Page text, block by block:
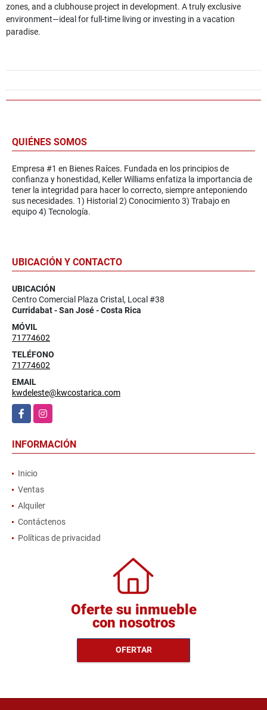
zones, and a clubhouse project in development. A truly exclusive
environment—ideal for full-time living or investing in a vacation
paradise.
QUIÉNES SOMOS
Empresa #1 en Bienes Raíces. Fundada en los principios de
confianza y honestidad, Keller Williams enfatiza la importancia de
tener la integridad para hacer lo correcto, siempre anteponiendo
sus necesidades. 1) Historial 2) Conocimiento 3) Trabajo en
equipo 4) Tecnología.
UBICACIÓN Y CONTACTO
UBICACIÓN
Centro Comercial Plaza Cristal, Local #38
Curridabat - San José - Costa Rica
MÓVIL
71774602
TELÉFONO
71774602
EMAIL
kwdeleste@kwcostarica.com
FacebookInstagram
INFORMACIÓN
Inicio
Ventas
Alquiler
Contáctenos
Políticas de privacidad
Oferte su inmueble
con nosotros
OFERTAR